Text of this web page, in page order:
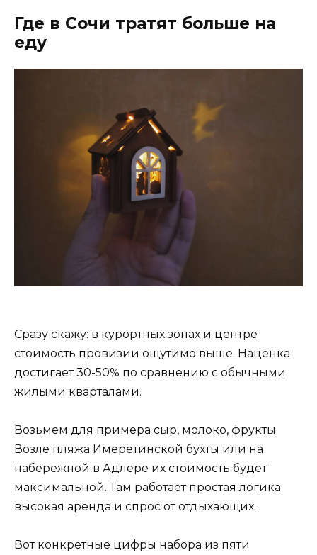
Где в Сочи тратят больше на
еду
Сразу скажу: в курортных зонах и центре
стоимость провизии ощутимо выше. Наценка
достигает 30-50% по сравнению с обычными
жилыми кварталами.
Возьмем для примера сыр, молоко, фрукты.
Возле пляжа Имеретинской бухты или на
набережной в Адлере их стоимость будет
максимальной. Там работает простая логика:
высокая аренда и спрос от отдыхающих.
Вот конкретные цифры набора из пяти